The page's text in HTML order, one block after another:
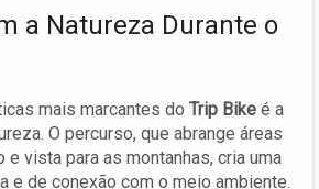
a Natureza Durante o
mais marcantes do Trip Bike é a
O percurso, que abrange áreas
e vista para as montanhas, cria uma
e de conexão com o meio ambiente.